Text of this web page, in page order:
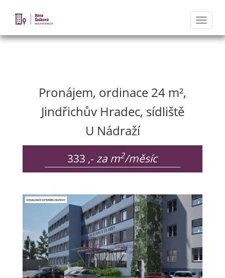
Pronájem, ordinace 24 m²,
Jindřichův Hradec, sídliště
U Nádraží
333 ,- za m2/měsíc